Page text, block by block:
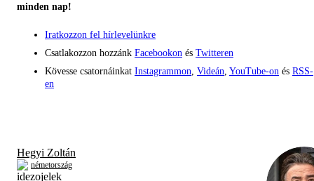
minden nap!
Iratkozzon fel hírlevelünkre
Csatlakozzon hozzánk Facebookon és Twitteren
Kövesse csatornáinkat Instagrammon Videán YouTube-on és RSS-
en
Hegyi Zoltán
németország